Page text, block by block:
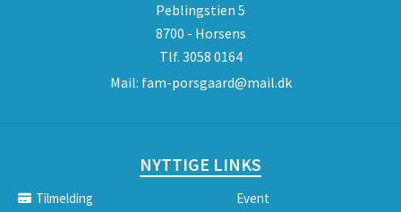
Peblingstien 5
8700 - Horsens
Tlf. 3058 0164
Mail: fam-porsgaard@mail.dk
NYTTIGE LINKS
Tilmelding
Event